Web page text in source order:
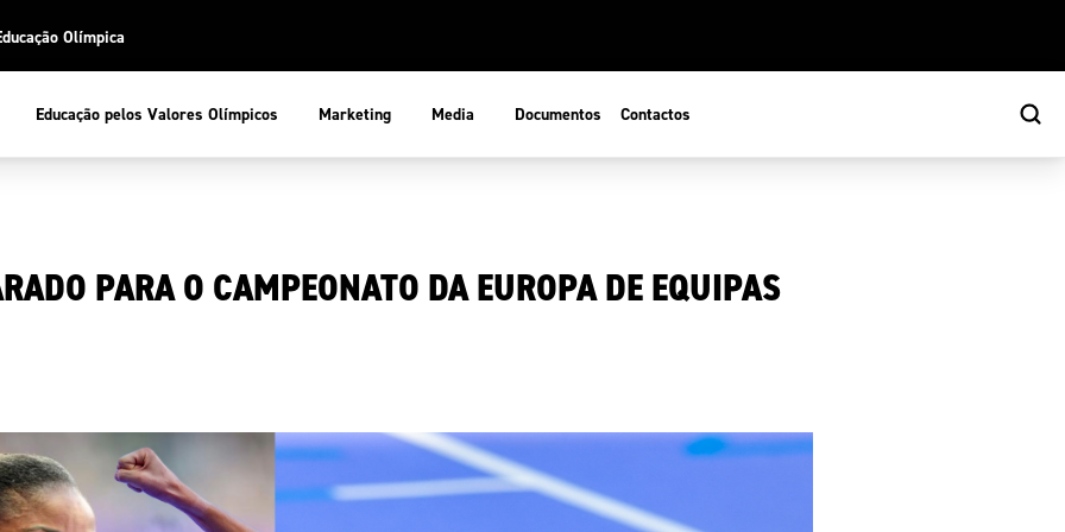
Olímpica
Educação pelos Valores Olímpicos Marketing Media Documentos Contactos
Atletas
Federações
Participação Desportiva
PARA O CAMPEONATO DA EUROPA DE EQUIPAS